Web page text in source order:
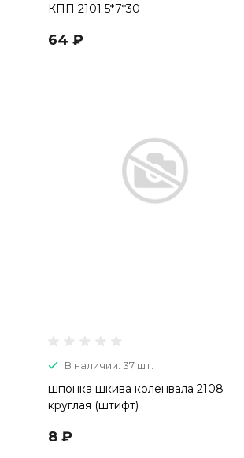
КПП 2101 5*7*30
64 ₽
В наличии: 37 шт.
шпонка шкива коленвала 2108
круглая (штифт)
8 ₽